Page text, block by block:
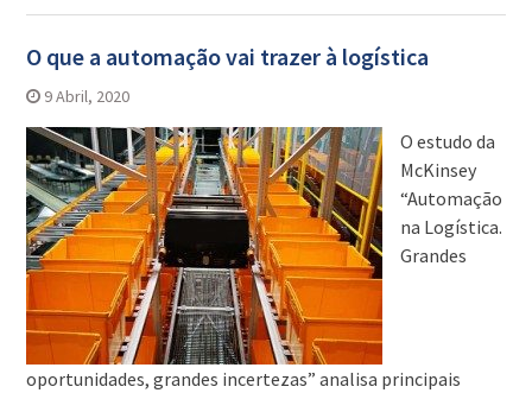
O que a automação vai trazer à logística
9 Abril, 2020
O estudo da
McKinsey
“Automação
na Logística.
Grandes
oportunidades, grandes incertezas” analisa principais